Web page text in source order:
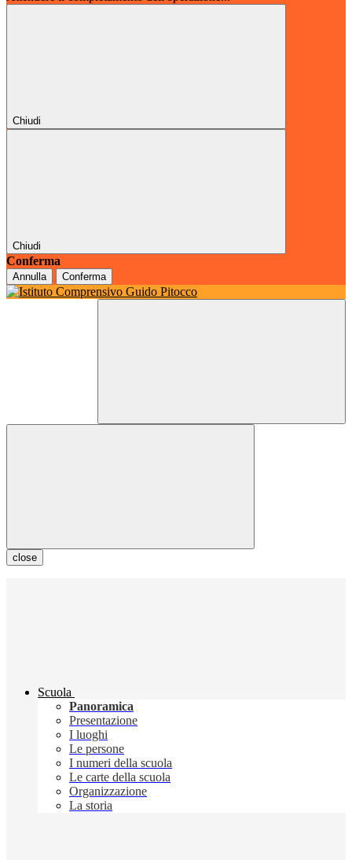
Chiudi
Chiudi
Conferma
Annulla Conferma
close
Scuola
Panoramica
Presentazione
I luoghi
Le persone
I numeri della scuola
Le carte della scuola
Organizzazione
La storia